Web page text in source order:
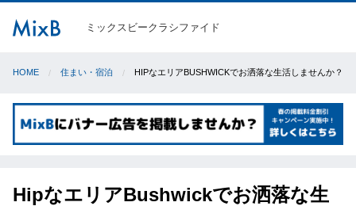
ミックスビークラシファイド
HOME 住まい・宿泊 HIPなエリアBUSHWICKでお洒落な生活しませんか？
HipなエリアBushwickでお洒落な生